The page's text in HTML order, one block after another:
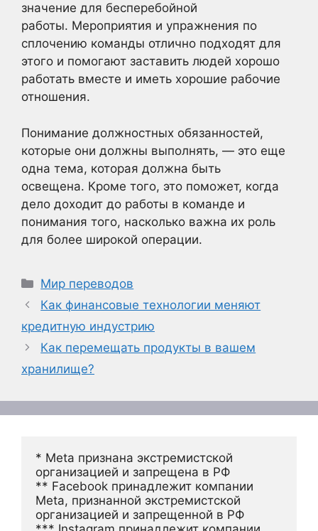
значение для бесперебойной
работы. Мероприятия и упражнения по
сплочению команды отлично подходят для
этого и помогают заставить людей хорошо
работать вместе и иметь хорошие рабочие
отношения.
Понимание должностных обязанностей,
которые они должны выполнять, — это еще
одна тема, которая должна быть
освещена. Кроме того, это поможет, когда
дело доходит до работы в команде и
понимания того, насколько важна их роль
для более широкой операции.
Рубрики
Мир переводов
Как финансовые технологии меняют
кредитную индустрию
Как перемещать продукты в вашем
хранилище?
* Meta признана экстремистской
организацией и запрещена в РФ
** Facebook принадлежит компании
Meta, признанной экстремистской
организацией и запрещенной в РФ